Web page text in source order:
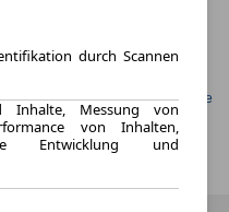
Gefunden auf LeasingMarkt.de
durch Scannen
Inhalte, Messung von
von Inhalten,
Entwicklung und